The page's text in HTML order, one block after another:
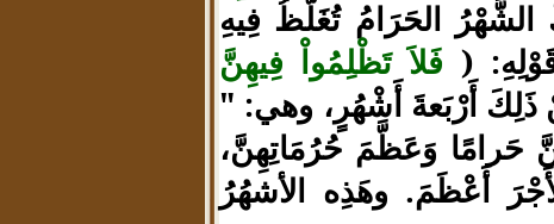
الشَّهْرُ الحَرَامُ تُغَلَّظُ فِيهِ
( فَلاَ تَظْلِمُواْ فِيهِنَّ
أَرْبَعةَ أَشْهُرٍ، وهي: "
حَرامًا وَعَظَّمَ حُرُمَاتِهِنَّ،
أَعْظَمَ. وهَذِه الأشهُرُ